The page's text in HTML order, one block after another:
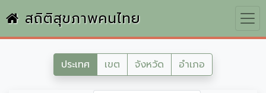
สถิติสุขภาพคนไทย
ประเทศ เขต จังหวัด อำเภอ